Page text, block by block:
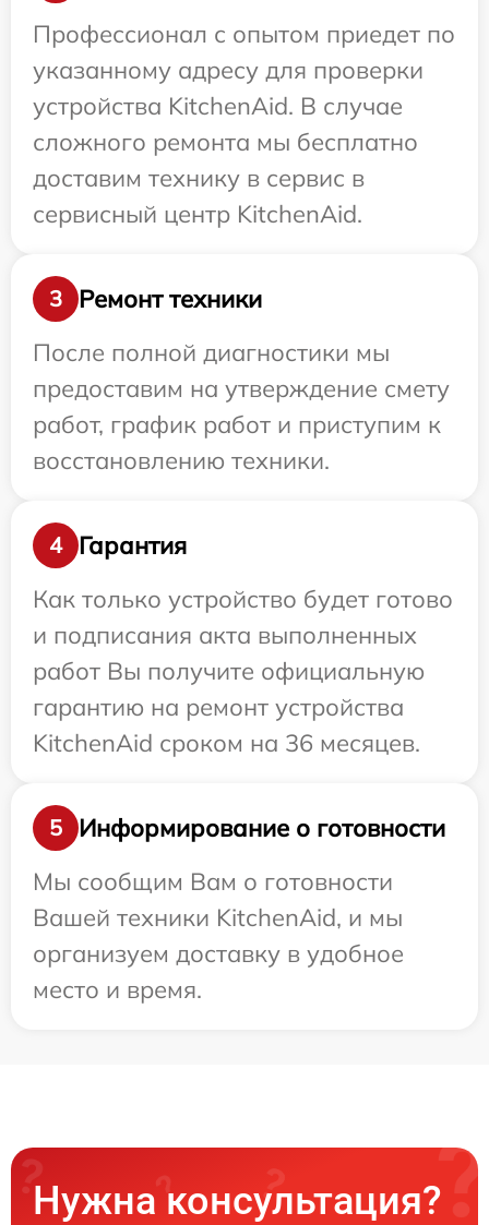
Профессионал с опытом приедет по
указанному адресу для проверки
устройства KitchenAid. В случае
сложного ремонта мы бесплатно
доставим технику в сервис в
сервисный центр KitchenAid.
3
Ремонт техники
После полной диагностики мы
предоставим на утверждение смету
работ, график работ и приступим к
восстановлению техники.
4
Гарантия
Как только устройство будет готово
и подписания акта выполненных
работ Вы получите официальную
гарантию на ремонт устройства
KitchenAid сроком на 36 месяцев.
5
Информирование о готовности
Мы сообщим Вам о готовности
Вашей техники KitchenAid, и мы
организуем доставку в удобное
место и время.
Нужна консультация?